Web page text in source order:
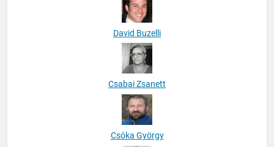
David Buzelli
Csabai Zsanett
Csóka György